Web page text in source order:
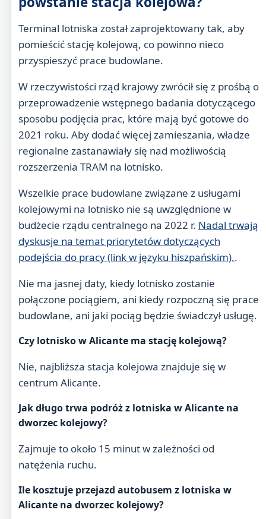
Terminal lotniska został zaprojektowany tak, aby
pomieścić stację kolejową, co powinno nieco
przyspieszyć prace budowlane.
W rzeczywistości rząd krajowy zwrócił się z prośbą o
przeprowadzenie wstępnego badania dotyczącego
sposobu podjęcia prac, które mają być gotowe do
2021 roku. Aby dodać więcej zamieszania, władze
regionalne zastanawiały się nad możliwością
rozszerzenia TRAM na lotnisko.
Wszelkie prace budowlane związane z usługami
kolejowymi na lotnisko nie są uwzględnione w
budżecie rządu centralnego na 2022 r. Nadal trwają
dyskusje na temat priorytetów dotyczących
podejścia do pracy (link w języku hiszpańskim)..
Nie ma jasnej daty, kiedy lotnisko zostanie
połączone pociągiem, ani kiedy rozpoczną się prace
budowlane, ani jaki pociąg będzie świadczył usługę.
Czy lotnisko w Alicante ma stację kolejową?
Nie, najbliższa stacja kolejowa znajduje się w
centrum Alicante.
Jak długo trwa podróż z lotniska w Alicante na
dworzec kolejowy?
Zajmuje to około 15 minut w zależności od
natężenia ruchu.
Ile kosztuje przejazd autobusem z lotniska w
Alicante na dworzec kolejowy?